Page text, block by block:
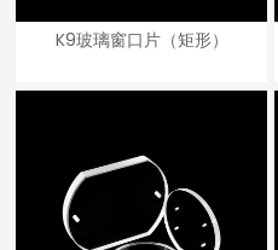
K9玻璃窗口片（矩形）